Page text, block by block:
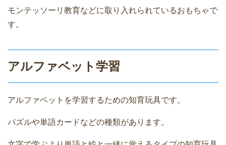
モンテッソーリ教育などに取り入れられているおもちゃで
す。
アルファベット学習
アルファベットを学習するための知育玩具です。
パズルや単語カードなどの種類があります。